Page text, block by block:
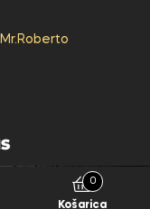
Mr.Roberto
Košarica
0